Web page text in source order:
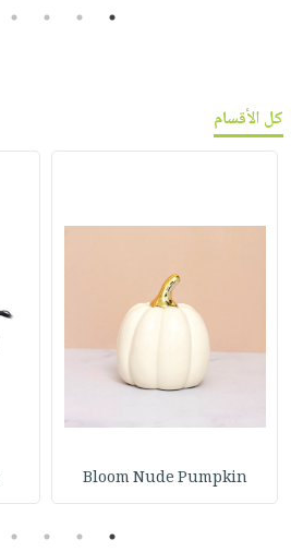
1
2
3
4
كل الأقسام
Bloom Nude Pumpkin
1
2
3
4